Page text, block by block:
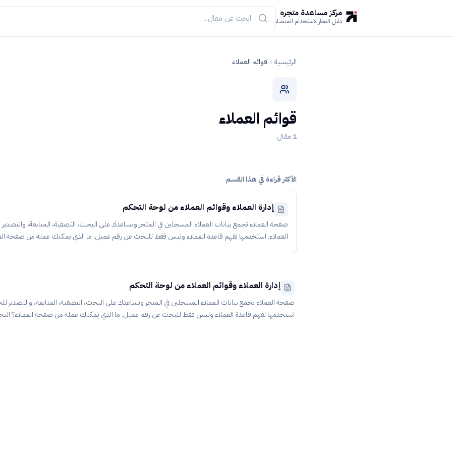
مركز مساعدة متجره
دليل التجار لاستخدام المنصة
الرئيسية قوائم العملاء
قوائم العملاء
1 مقال
الأكثر قراءة في هذا القسم
إدارة العملاء وقوائم العملاء من لوحة التحكم
صفحة العملاء تجمع بيانات العملاء المسجلين في المتجر وتساعدك على البحث، التصفية، المتابعة،
العملاء. استخدمها لفهم قاعدة العملاء وليس فقط للبحث عن رقم عميل. ما الذي يمكنك عمله من صفحة
إدارة العملاء وقوائم العملاء من لوحة التحكم
صفحة العملاء تجمع بيانات العملاء المسجلين في المتجر وتساعدك على البحث، التصفية، المتابعة، والتصدير
استخدمها لفهم قاعدة العملاء وليس فقط للبحث عن رقم عميل. ما الذي يمكنك عمله من صفحة العملاء؟